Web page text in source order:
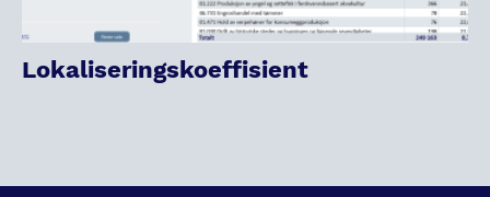
Lokaliseringskoeffisient